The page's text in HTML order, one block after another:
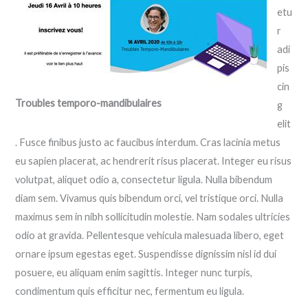
Troubles temporo-mandibulaires
etu
r
adi
pis
cin
g
elit
. Fusce finibus justo ac faucibus interdum. Cras lacinia metus
eu sapien placerat, ac hendrerit risus placerat. Integer eu risus
volutpat, aliquet odio a, consectetur ligula. Nulla bibendum
diam sem. Vivamus quis bibendum orci, vel tristique orci. Nulla
maximus sem in nibh sollicitudin molestie. Nam sodales ultricies
odio at gravida. Pellentesque vehicula malesuada libero, eget
ornare ipsum egestas eget. Suspendisse dignissim nisl id dui
posuere, eu aliquam enim sagittis. Integer nunc turpis,
condimentum quis efficitur nec, fermentum eu ligula.